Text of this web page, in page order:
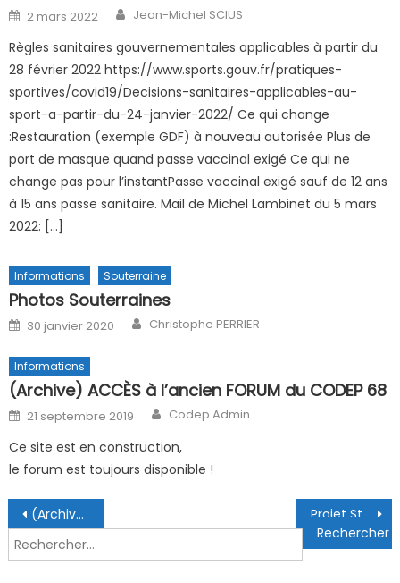
Posted on
2 mars 2022 Author
Jean-Michel SCIUS
Règles sanitaires gouvernementales applicables à partir du
28 février 2022 https://www.sports.gouv.fr/pratiques-
sportives/covid19/Decisions-sanitaires-applicables-au-
sport-a-partir-du-24-janvier-2022/ Ce qui change
:Restauration (exemple GDF) à nouveau autorisée Plus de
port de masque quand passe vaccinal exigé Ce qui ne
change pas pour l’instantPasse vaccinal exigé sauf de 12 ans
à 15 ans passe sanitaire. Mail de Michel Lambinet du 5 mars
2022: […]
Informations Souterraine
Photos Souterraines
Posted on
30 janvier 2020 Author
Christophe PERRIER
Informations
(Archive) ACCÈS à l’ancien FORUM du CODEP 68
Posted on
21 septembre 2019 Author
Codep Admin
Ce site est en construction,
le forum est toujours disponible !
Navigation de l’article
(Archive) Assemblée Générale 27/01/2020
Rechercher :